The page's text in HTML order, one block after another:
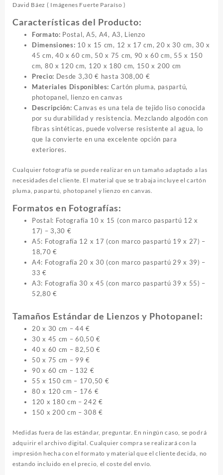
David Báez ( Imágenes Fuerte Paraíso )
Características del Producto:
Formato: Postal, A5, A4, A3, Lienzo
Dimensiones: 10 x 15 cm, 12 x 17 cm, 20 x 30 cm, 30 x
45 cm, 40 x 60 cm, 50 x 75 cm, 90 x 60 cm, 55 x 150
cm, 80 x 120 cm, 120 x 180 cm, 150 x 200 cm
Precio: Desde 3,30 € hasta 308,00 €
Materiales Disponibles: Cartón pluma, paspartú,
photopanel, lienzo en canvas
Descripción: Canvas es una tela de tejido liso conocida
por su durabilidad y resistencia. Mezclando algodón con
fibras sintéticas, puede volverse resistente al agua, lo
que la convierte en una excelente opción para
exteriores.
Cualquier fotografía se puede realizar en un tamaño adaptado a las
necesidades del cliente. El material que se trabaja incluye el cartón
pluma, paspartú, photopanel y lienzo en canvas.
Formatos en Fotografías:
Postal: Fotografía 10 x 15 (con marco paspartú 12 x
17) – 3,30 €
A5: Fotografía 12 x 17 (con marco paspartú 19 x 27) –
18,70 €
A4: Fotografía 20 x 30 (con marco paspartú 29 x 39) –
33 €
A3: Fotografía 30 x 45 (con marco paspartú 39 x 55) –
52,80 €
Tamaños Estándar de Lienzos y Photopanel:
20 x 30 cm – 44 €
30 x 45 cm – 60,50 €
40 x 60 cm – 82,50 €
50 x 75 cm – 99 €
90 x 60 cm – 132 €
55 x 150 cm – 170,50 €
80 x 120 cm – 176 €
120 x 180 cm – 242 €
150 x 200 cm – 308 €
Medidas fuera de las estándar, preguntar. En ningún caso, se podrá
adquirir el archivo digital. Cualquier compra se realizará con la
impresión hecha con el formato y material que el cliente decida, no
estando incluido en el precio, el coste del envío.